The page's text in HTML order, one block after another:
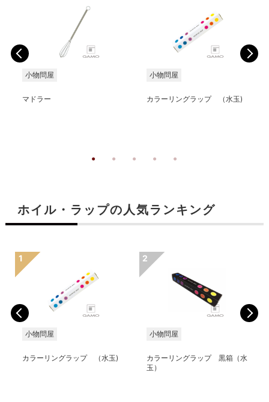
小物問屋
マドラー
小物問屋
カラーリングラップ （水玉)
ホイル・ラップの人気ランキング
小物問屋
カラーリングラップ （水玉)
小物問屋
カラーリングラップ 黒箱（水
玉）